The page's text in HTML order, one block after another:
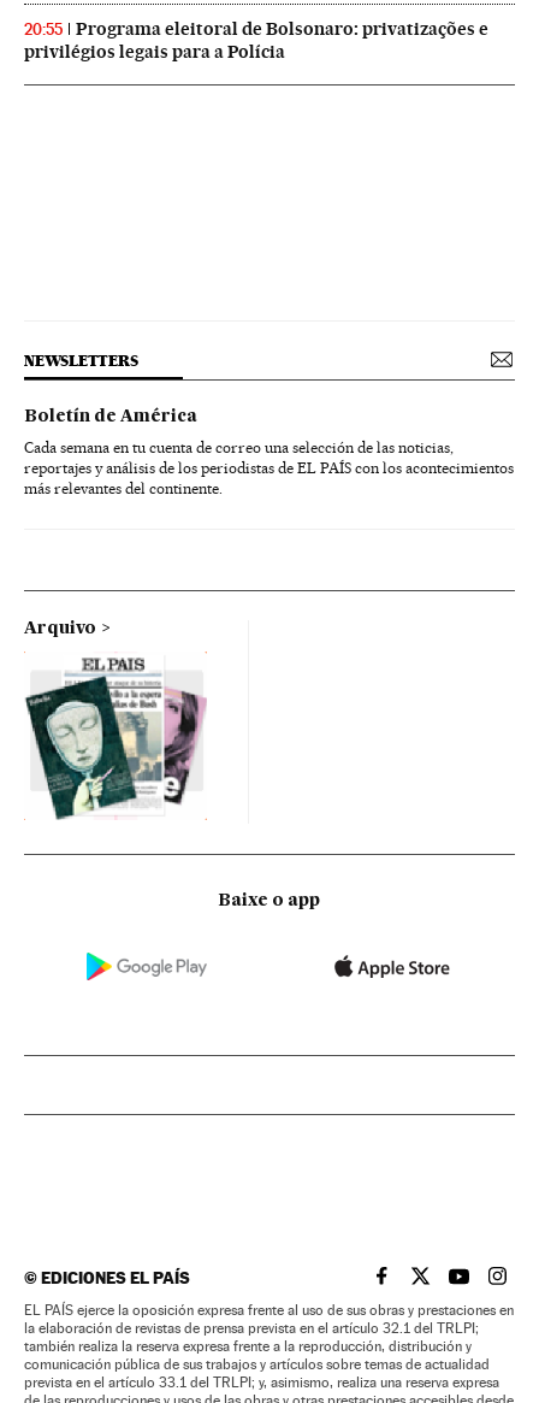
20:55
Programa eleitoral de Bolsonaro: privatizações e
privilégios legais para a Polícia
NEWSLETTERS
Boletín de América
Cada semana en tu cuenta de correo una selección de las noticias,
reportajes y análisis de los periodistas de EL PAÍS con los acontecimientos
más relevantes del continente.
Arquivo
Baixe o app
©EDICIONES EL PAÍS EL PAÍS BRASIL EN
EL PAÍSEL PAÍS
EL
EL PAÍS ejerce la oposición expresa frente al uso de sus obras y prestaciones en
la elaboración de revistas de prensa prevista en el artículo 32.1 del TRLPI;
también realiza la reserva expresa frente a la reproducción, distribución y
comunicación pública de sus trabajos y artículos sobre temas de actualidad
prevista en el artículo 33.1 del TRLPI; y, asimismo, realiza una reserva expresa